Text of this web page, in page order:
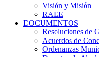
Visión y Misión
RAEE
DOCUMENTOS
Resoluciones de
Acuerdos de
Ordenanzas